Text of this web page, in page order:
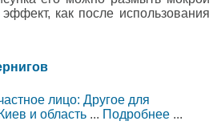
эффект, как после использования
лицо: Другое для
и область ... Подробнее ...